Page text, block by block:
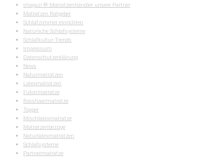
shogazi ® Matratzenhändler unsere Partner
Matratzen Ratgeber
Schlafzimmer einrichten
Natürliche Schlafsysteme
Schlafkultur-Trends
Impressum
Datenschutzerklärung
News
Naturmatratzen
Latexmatratzen
Futonmatratze
Rosshaarmatratze
Topper
Mischlatexmatratze
Matratzenbezüge
Naturlatexmatratzen
Schlafsysteme
Partnermatratze